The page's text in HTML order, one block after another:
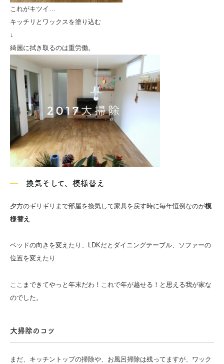
これがキツイ…
キッチリとワックスを塗り込む
↓
綺麗に拭き取るのは重労働。
換気そして、模様替え
夕方のギリギリまで部屋を換気して家具を戻す時に毎年恒例なのが模
様替え
ベッドの向きを変えたり、LDKだとダイニングテーブル、ソファーの
位置を変えたり
ここまできてやっと年末だわ！これで年が越せる！と思える我が家な
のでした。
大掃除のコツ
まだ、キッチントップの掃除や、お風呂掃除は残ってますが、ワック